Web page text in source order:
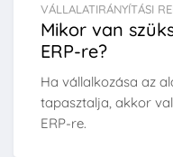
VÁLLALATIRÁNYÍTÁSI
Mikor van
ERP-re?
Ha vállalkozása az
tapasztalja, akkor
ERP-re.